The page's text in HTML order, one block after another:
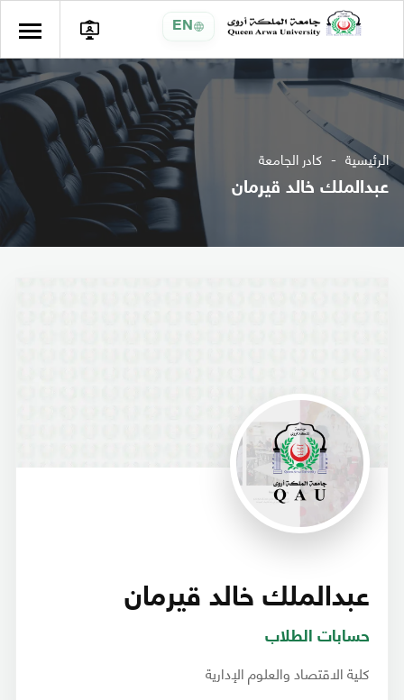
EN
الرئيسية كادر الجامعة
عبدالملك خالد قيرمان
عبدالملك خالد قيرمان
حسابات الطلاب
كلية الاقتصاد والعلوم الإدارية